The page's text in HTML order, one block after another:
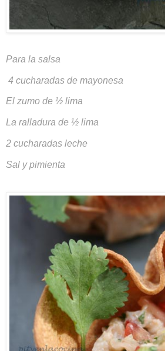
Para la salsa
4 cucharadas de mayonesa
El zumo de ½ lima
La ralladura de ½ lima
2 cucharadas leche
Sal y pimienta